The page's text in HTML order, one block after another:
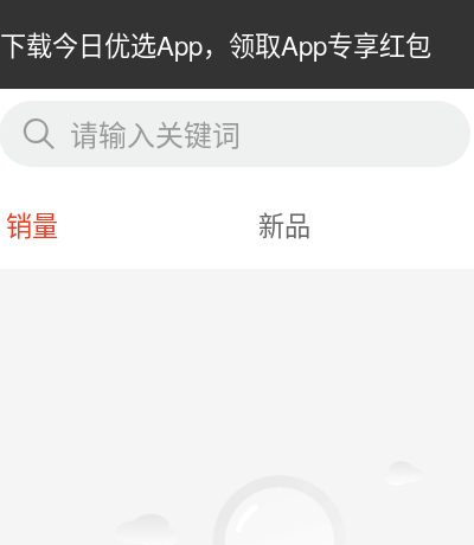
下载今日优选App，领取App专享红包
请输入关键词
销量 新品